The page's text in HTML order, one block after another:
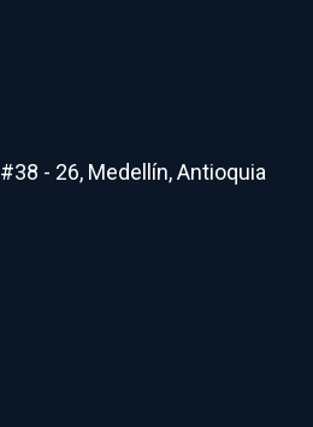
- 26, Medellín, Antioquia